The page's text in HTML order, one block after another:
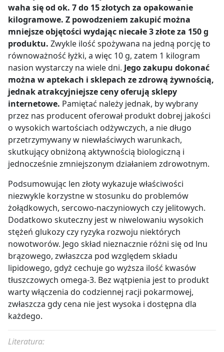
waha się od ok. 7 do 15 złotych za opakowanie
kilogramowe. Z powodzeniem zakupić można
mniejsze objętości wydając niecałe 3 złote za 150 g
produktu. Zwykle ilość spożywana na jedną porcję to
równoważność łyżki, a więc 10 g, zatem 1 kilogram
nasion wystarczy na wiele dni. Jego zakupu dokonać
można w aptekach i sklepach ze zdrową żywnością,
jednak atrakcyjniejsze ceny oferują sklepy
internetowe. Pamiętać należy jednak, by wybrany
przez nas producent oferował produkt dobrej jakości
o wysokich wartościach odżywczych, a nie długo
przetrzymywany w niewłaściwych warunkach,
skutkujący obniżoną aktywnością biologiczną i
jednocześnie zmniejszonym działaniem zdrowotnym.
Podsumowując len złoty wykazuje właściwości
niezwykle korzystne w stosunku do problemów
żołądkowych, sercowo-naczyniowych czy jelitowych.
Dodatkowo skuteczny jest w niwelowaniu wysokich
stężeń glukozy czy ryzyka rozwoju niektórych
nowotworów. Jego skład nieznacznie różni się od lnu
brązowego, zwłaszcza pod względem składu
lipidowego, gdyż cechuje go wyższa ilość kwasów
tłuszczowych omega-3. Bez wątpienia jest to produkt
warty włączenia do codziennej racji pokarmowej,
zwłaszcza gdy cena nie jest wysoka i dostępna dla
każdego.
Literatura: